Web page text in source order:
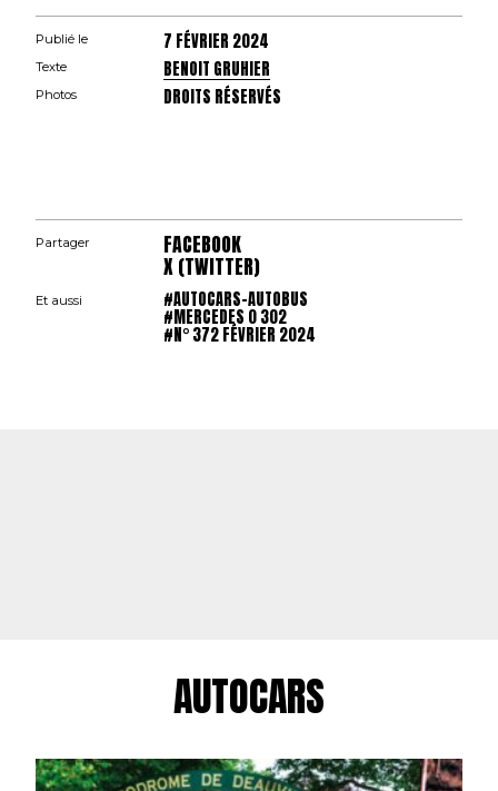
Publié le 7 FÉVRIER 2024
Texte BENOIT GRUHIER
Photos DROITS RÉSERVÉS
Partager FACEBOOK
X (TWITTER)
Et aussi #AUTOCARS-AUTOBUS
#MERCEDES 0 302
#N° 372 FÉVRIER 2024
AUTOCARS